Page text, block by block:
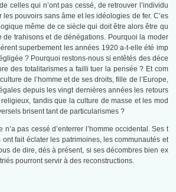
celles qui n’ont pas cessé, de retrouver l’individu
pouvoirs sans âme et les idéologies de fer. C’es
même de ce siècle qui doit être alors être qu
de trahisons et de dénégations. Pourquoi la moder
superbement les années 1920 a-t-elle été imp
? Pourquoi restons-nous si entêtés des déce
des totalitarismes a failli tuer la pensée ? Et com
de l’homme et de ses droits, fille de l’Europe,
depuis les vingt dernières années les retours
tandis que la culture de masse et les mod
brisent tant de particularismes ?
n’a pas cessé d’enterrer l’homme occidental. Ses t
fait éclater les patrimoines, les communautés et
de dire, dès à présent, si ses décombres bien ex
pourront servir à des reconstructions.